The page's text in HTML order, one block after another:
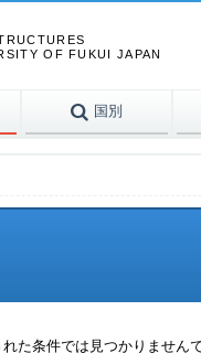
OF FUKUI JAPAN
国別
れた条件では見つかりません